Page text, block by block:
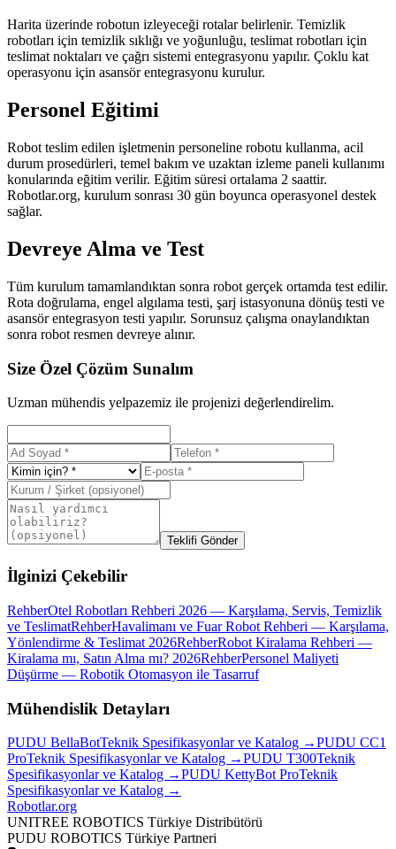
Harita üzerinde robotun izleyeceği rotalar belirlenir. Temizlik
robotları için temizlik sıklığı ve yoğunluğu, teslimat robotları için
teslimat noktaları ve çağrı sistemi entegrasyonu yapılır. Çoklu kat
operasyonu için asansör entegrasyonu kurulur.
Personel Eğitimi
Robot teslim edilen işletmenin personeline robotu kullanma, acil
durum prosedürleri, temel bakım ve uzaktan izleme paneli kullanımı
konularında eğitim verilir. Eğitim süresi ortalama 2 saattir.
Robotlar.org, kurulum sonrası 30 gün boyunca operasyonel destek
sağlar.
Devreye Alma ve Test
Tüm kurulum tamamlandıktan sonra robot gerçek ortamda test edilir.
Rota doğrulama, engel algılama testi, şarj istasyonuna dönüş testi ve
asansör entegrasyon testi yapılır. Sorunsuz çalışma onaylandıktan
sonra robot resmen devreye alınır.
Size Özel Çözüm Sunalım
Uzman mühendis yelpazemiz ile projenizi değerlendirelim.
Teklifi Gönder
İlginizi Çekebilir
RehberOtel Robotları Rehberi 2026 — Karşılama, Servis, Temizlik
ve TeslimatRehberHavalimanı ve Fuar Robot Rehberi — Karşılama,
Yönlendirme & Teslimat 2026RehberRobot Kiralama Rehberi —
Kiralama mı, Satın Alma mı? 2026RehberPersonel Maliyeti
Düşürme — Robotik Otomasyon ile Tasarruf
Mühendislik Detayları
PUDU BellaBotTeknik Spesifikasyonlar ve Katalog →PUDU CC1
ProTeknik Spesifikasyonlar ve Katalog →PUDU T300Teknik
Spesifikasyonlar ve Katalog →PUDU KettyBot ProTeknik
Spesifikasyonlar ve Katalog →
Robotlar.org
UNITREE ROBOTICS Türkiye Distribütörü
PUDU ROBOTICS Türkiye Partneri